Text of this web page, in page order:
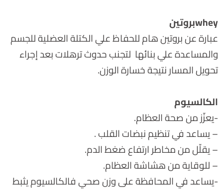
wheyبروتين
عبارة عن بروتين هام للحفاظ علي الكتلة العضلية للجسم
والمساعدة علي بنائها لتجنب حدوث ترهلات بعد إجراء
تحويل المسار نتيجة خسارة الوزن.
الكالسيوم
-يعزّز من صحة العظام.
– يساعد في تنظيم نبضات القلب .
– يقلّل من مخاطر ارتفاع ضغط الدم.
– للوقاية من هشاشة العظام.
-يساعد في المحافظة على وزن صحي فالكالسيوم يثبط